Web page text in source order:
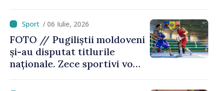
americanul Folarin Balogun
/ 06 Iulie, 2026
FOTO // Pugiliștii moldoveni
și-au disputat titlurile
naționale. Zece sportivi vor